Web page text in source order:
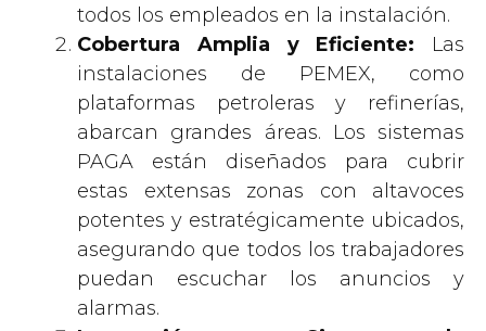
todos los empleados en la instalación.
Cobertura Amplia y Eficiente: Las
instalaciones de PEMEX, como
plataformas petroleras y refinerías,
abarcan grandes áreas. Los sistemas
PAGA están diseñados para cubrir
estas extensas zonas con altavoces
potentes y estratégicamente ubicados,
asegurando que todos los trabajadores
puedan escuchar los anuncios y
alarmas.